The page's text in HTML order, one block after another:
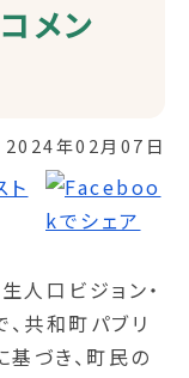
メン
2024年02月07日
人口ビジョン・
、共和町パブリ
づき、町民の